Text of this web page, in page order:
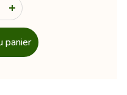
panier